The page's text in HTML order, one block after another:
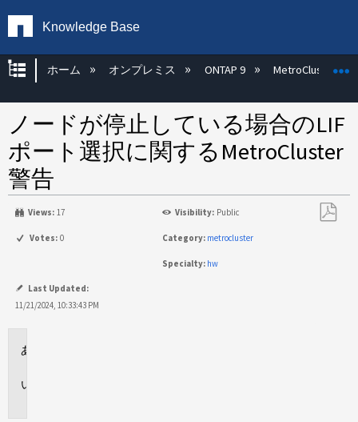
Knowledge Base
グローバル階層を展開/折りたたむ
ホーム オンプレミス ONTAP 9 MetroCluster
ノードが停止している場合のLIF
ポート選択に関するMetroCluster
警告
Views: 17 Visibility: Public
Votes: 0 Category: metrocluster
Specialty: hw
Last Updated:
11/21/2024, 10:33:43 PM